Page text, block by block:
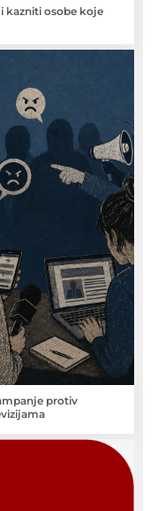
kazniti osobe koje
protiv